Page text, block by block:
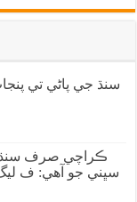
سنڌ جي پاڻي تي
ڪراچي صرف
سڀني جو آهي: ف